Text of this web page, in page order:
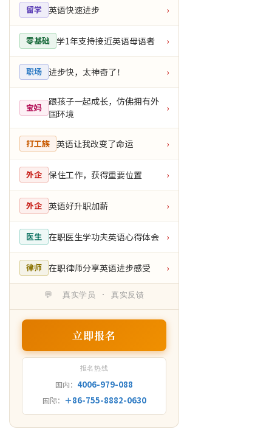
留学 英语快速进步 ›
零基础 学1年支持接近英语母语者 ›
职场 进步快，太神奇了！ ›
宝妈
跟孩子一起成长，仿佛拥有外
国环境
›
打工族 英语让我改变了命运 ›
外企 保住工作，获得重要位置 ›
外企 英语好升职加薪 ›
医生 在职医生学功夫英语心得体会 ›
律师 在职律师分享英语进步感受 ›
💬 真实学员 · 真实反馈
立即报名
报名热线
国内： 4006-979-088
国际： ＋86-755-8882-0630